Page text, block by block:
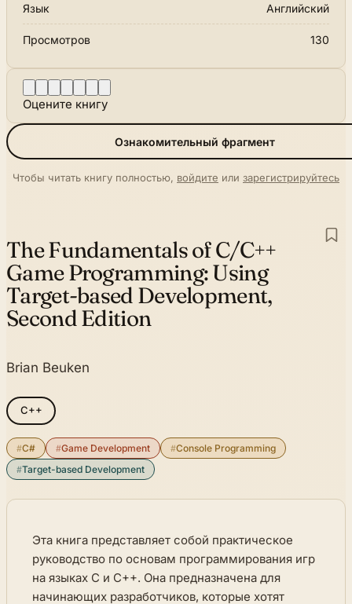
Язык Английский
Просмотров 130
Оцените книгу
Ознакомительный фрагмент
Чтобы читать книгу полностью, войдите или зарегистрируйтесь
The Fundamentals of C/C++
Game Programming:Using
Target-based Development,
Second Edition
Brian Beuken
C++
#C# #Game Development #Console Programming
#Target-based Development
Эта книга представляет собой практическое
руководство по основам программирования игр
на языках C и C++. Она предназначена для
начинающих разработчиков, которые хотят